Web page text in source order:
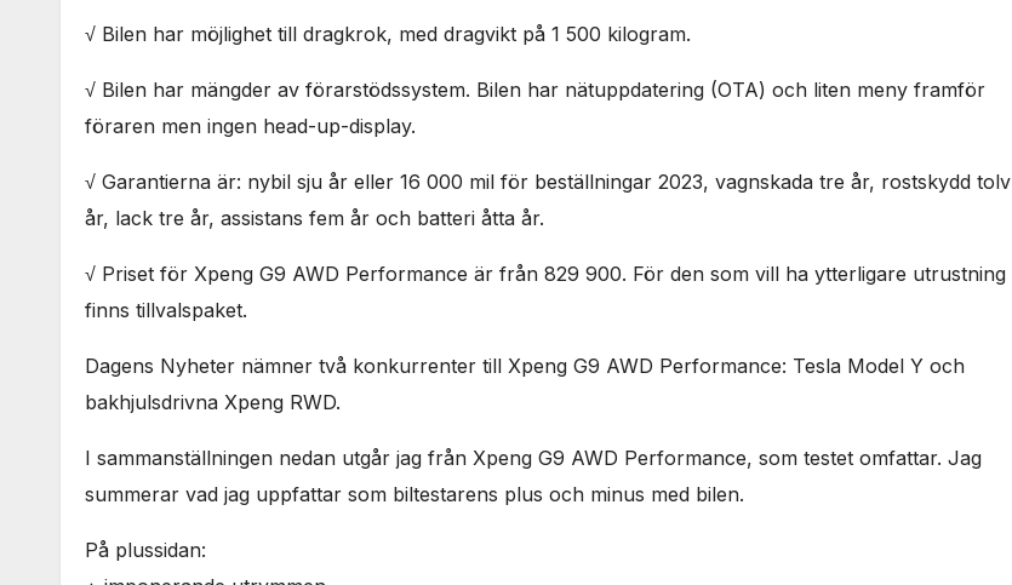
√ Bilen har möjlighet till dragkrok, med dragvikt på 1 500 kilogram.
√ Bilen har mängder av förarstödssystem. Bilen har nätuppdatering (OTA) och liten meny framför
föraren men ingen head-up-display.
√ Garantierna är: nybil sju år eller 16 000 mil för beställningar 2023, vagnskada tre år, rostskydd tolv
år, lack tre år, assistans fem år och batteri åtta år.
√ Priset för Xpeng G9 AWD Performance är från 829 900. För den som vill ha ytterligare utrustning
finns tillvalspaket.
Dagens Nyheter nämner två konkurrenter till Xpeng G9 AWD Performance: Tesla Model Y och
bakhjulsdrivna Xpeng RWD.
I sammanställningen nedan utgår jag från Xpeng G9 AWD Performance, som testet omfattar. Jag
summerar vad jag uppfattar som biltestarens plus och minus med bilen.
På plussidan:
går inte att
att hemsidan
över huvud
kunna
funktionalitet